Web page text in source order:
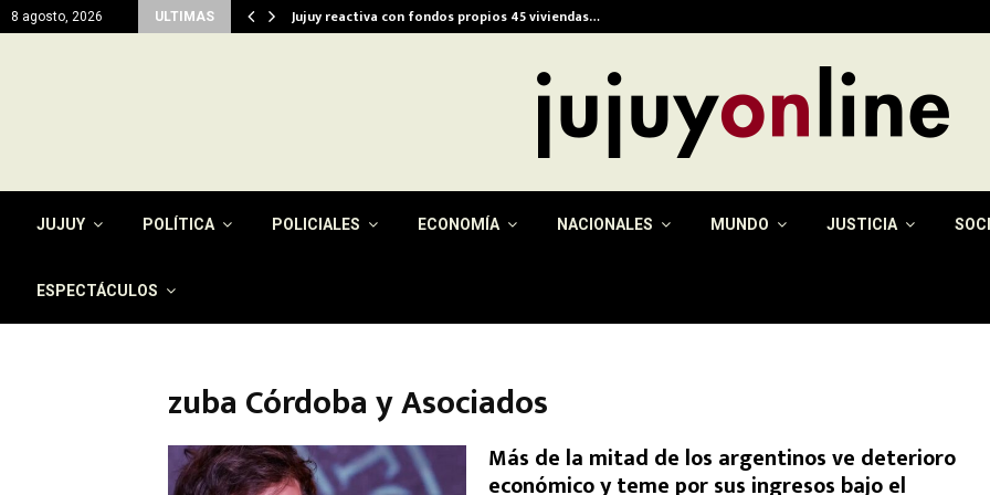
8 agosto, 2026 ULTIMAS Jujuy reactiva con fondos propios 45 viviendas…
JUJUY POLÍTICA POLICIALES ECONOMÍA NACIONALES MUNDO JUSTICIA
ESPECTÁCULOS
zuba Córdoba y Asociados
Más de la mitad de los argentinos ve deterioro
económico y teme por sus ingresos bajo el